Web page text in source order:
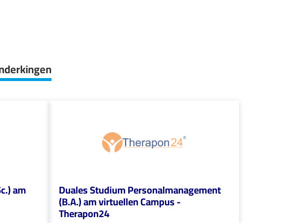
am Duales Studium Personalmanagement
(B.A.) am virtuellen Campus -
Therapon24